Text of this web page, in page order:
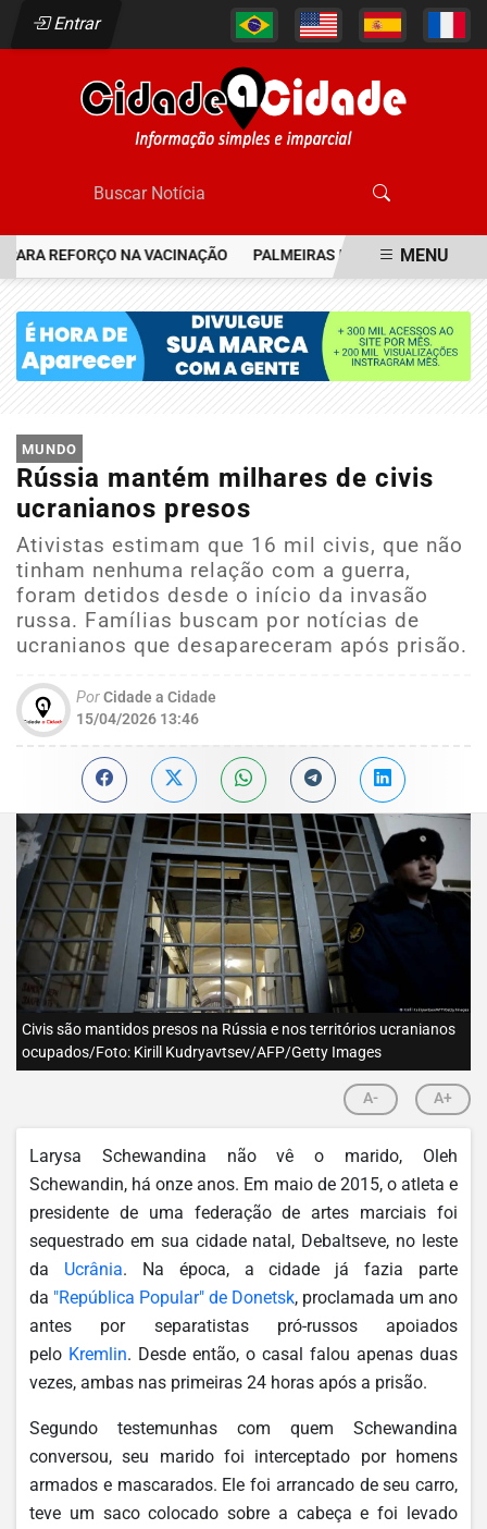
Entrar
REFORÇO NA VACINAÇÃO PALMEIRAS RESGATA JOIA DO
MENU
MUNDO
Rússia mantém milhares de civis
ucranianos presos
Ativistas estimam que 16 mil civis, que não
tinham nenhuma relação com a guerra,
foram detidos desde o início da invasão
russa. Famílias buscam por notícias de
ucranianos que desapareceram após prisão.
PorCidade a Cidade
15/04/2026 13:46
Civis são mantidos presos na Rússia e nos territórios ucranianos
ocupados/Foto: Kirill Kudryavtsev/AFP/Getty Images
A- A+
Larysa Schewandina não vê o marido, Oleh
Schewandin, há onze anos. Em maio de 2015, o atleta e
presidente de uma federação de artes marciais foi
sequestrado em sua cidade natal, Debaltseve, no leste
da Ucrânia. Na época, a cidade já fazia parte
da "República Popular" de Donetsk, proclamada um ano
antes por separatistas pró-russos apoiados
pelo Kremlin. Desde então, o casal falou apenas duas
vezes, ambas nas primeiras 24 horas após a prisão.
Segundo testemunhas com quem Schewandina
conversou, seu marido foi interceptado por homens
armados e mascarados. Ele foi arrancado de seu carro,
teve um saco colocado sobre a cabeça e foi levado